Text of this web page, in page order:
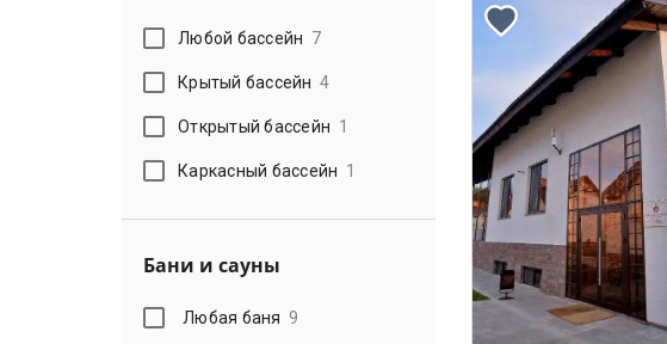
Любой бассейн 7
Крытый бассейн 4
Открытый бассейн 1
Каркасный бассейн 1
Бани и сауны
Любая баня 9